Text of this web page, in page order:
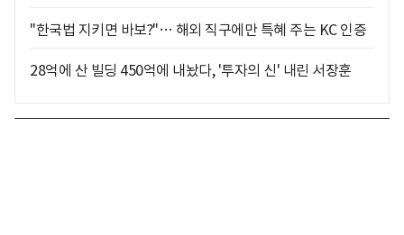
"한국법 지키면 바보?"… 해외 직구에만 특혜 주는 KC 인증
28억에 산 빌딩 450억에 내놨다, '투자의 신' 내린 서장훈